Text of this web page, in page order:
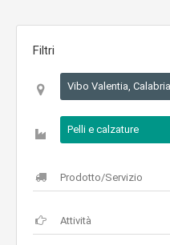
Filtri
Vibo Valentia, Calabria
Pelli e calzature